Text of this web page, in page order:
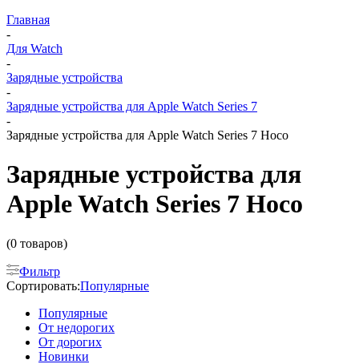
Главная
-
Для Watch
-
Зарядные устройства
-
Зарядные устройства для Apple Watch Series 7
-
Зарядные устройства для Apple Watch Series 7 Hoco
Зарядные устройства для
Apple Watch Series 7 Hoco
(0 товаров)
Фильтр
Сортировать:Популярные
Популярные
От недорогих
От дорогих
Новинки